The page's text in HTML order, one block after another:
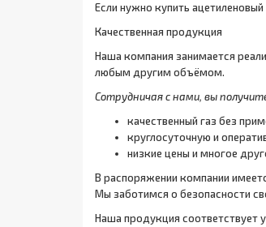
Если нужно купить
Качественная продукция
Наша компания занимается
любым другим объёмом.
Сотрудничая с нами, вы
качественный газ без
круглосуточную и
низкие цены и многое
В распоряжении компании
Мы заботимся о безопасности
Наша продукция соответствует